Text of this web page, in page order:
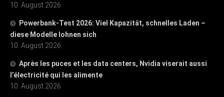
10. August 2026
Powerbank-Test 2026: Viel Kapazität, schnelles Laden –
diese Modelle lohnen sich
10. August 2026
Après les puces et les data centers, Nvidia viserait aussi
l’électricité qui les alimente
10. August 2026